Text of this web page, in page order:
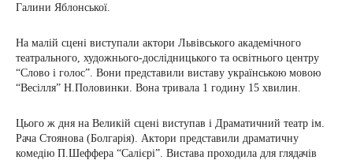
Галини Яблонської.
На малій сцені виступали актори Львівського академічного
театрального, художнього-дослідницького та освітнього центру
“Слово і голос”. Вони представили виставу українською мовою
“Весілля” Н.Половинки. Вона тривала 1 годину 15 хвилин.
Цього ж дня на Великій сцені виступав і Драматичний театр ім.
Рача Стоянова (Болгарія). Актори представили драматичну
комедію П.Шеффера “Салієрі”. Вистава проходила для глядачів